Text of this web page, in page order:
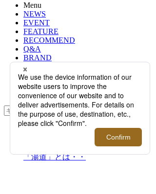
Menu
NEWS
EVENT
FEATURE
RECOMMEND
Q&A
BRAND
FLOOR
RANKING
ONLINE STORE
SERVICE
検索
TOP
小山薫堂氏とゲストが追求し続ける
「湯道」とは・・